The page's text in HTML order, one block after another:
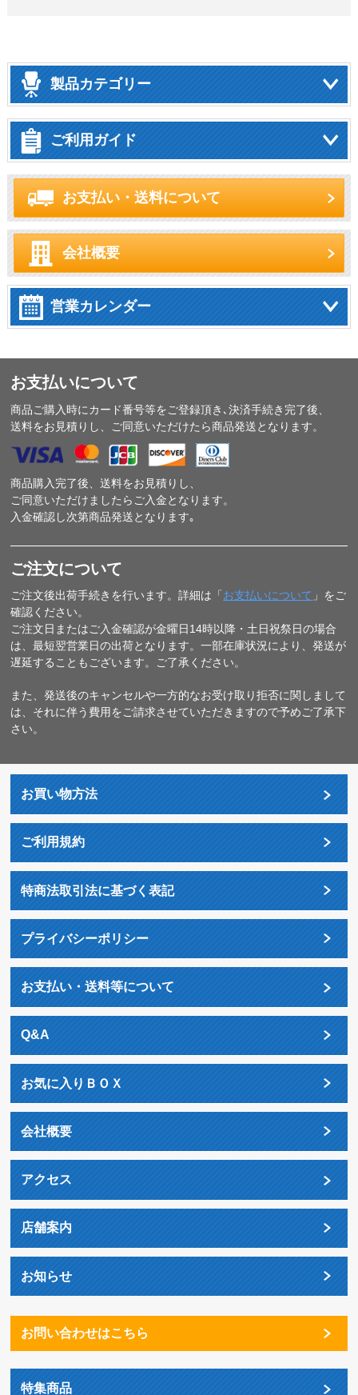
製品カテゴリー
ご利用ガイド
お支払い・送料について
会社概要
営業カレンダー
お支払いについて
商品ご購入時にカード番号等をご登録頂き､決済手続き完了後、
送料をお見積りし、ご同意いただけたら商品発送となります。
商品購入完了後、送料をお見積りし、
ご同意いただけましたらご入金となります。
入金確認し次第商品発送となります｡
ご注文について
ご注文後出荷手続きを行います。詳細は「 お支払いについて 」をご
確認ください。
ご注文日またはご入金確認が金曜日14時以降・土日祝祭日の場合
は、最短翌営業日の出荷となります。一部在庫状況により、発送が
遅延することもございます。ご了承ください。
また、発送後のキャンセルや一方的なお受け取り拒否に関しまして
は、それに伴う費用をご請求させていただきますので予めご了承下
さい。
お買い物方法
ご利用規約
特商法取引法に基づく表記
プライバシーポリシー
お支払い・送料等について
Q&A
お気に入りＢＯＸ
会社概要
アクセス
店舗案内
お知らせ
お問い合わせはこちら
特集商品